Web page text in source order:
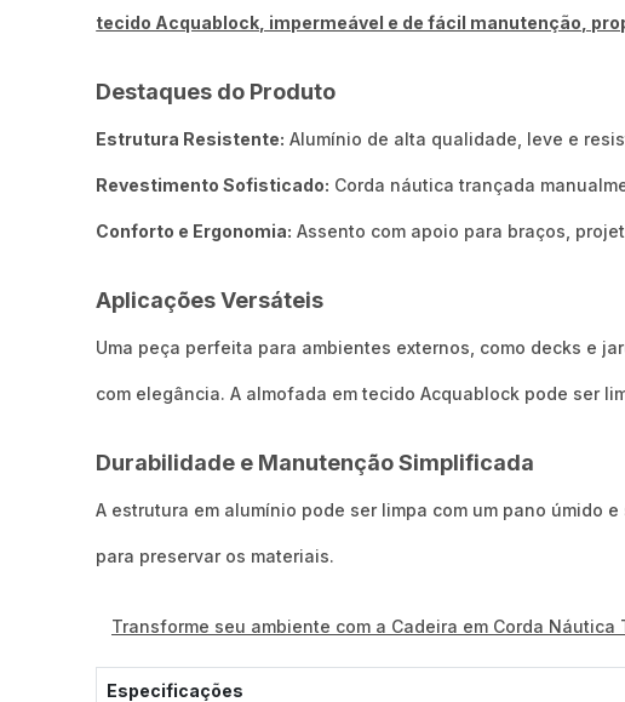
tecido Acquablock, impermeável e de fácil manutenção,
Destaques do Produto
Estrutura Resistente: Alumínio de alta qualidade, leve e
Revestimento Sofisticado: Corda náutica trançada
Conforto e Ergonomia: Assento com apoio para braços,
Aplicações Versáteis
Uma peça perfeita para ambientes externos, como decks e
com elegância.A almofada em tecido Acquablock pode ser
Durabilidade e Manutenção Simplificada
A estrutura em alumínio pode ser limpa com um pano úmido
para preservar os materiais.
Transforme seu ambiente com a Cadeira em Corda
Especificações